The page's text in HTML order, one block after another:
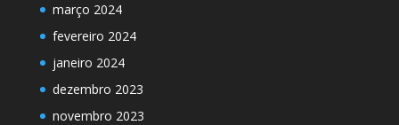
março 2024
fevereiro 2024
janeiro 2024
dezembro 2023
novembro 2023